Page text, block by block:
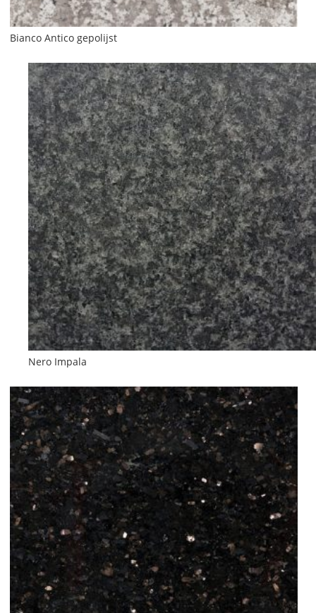
Bianco Antico gepolijst
Nero Impala